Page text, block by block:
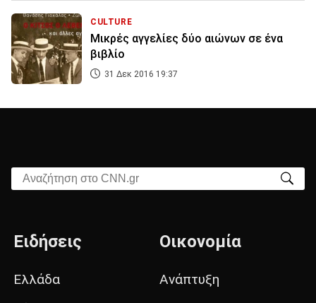
CULTURE
Μικρές αγγελίες δύο αιώνων σε ένα
βιβλίο
31 Δεκ 2016 19:37
Αναζήτηση στο CNN.gr
Ειδήσεις
Ελλάδα
Οικονομία
Ανάπτυξη